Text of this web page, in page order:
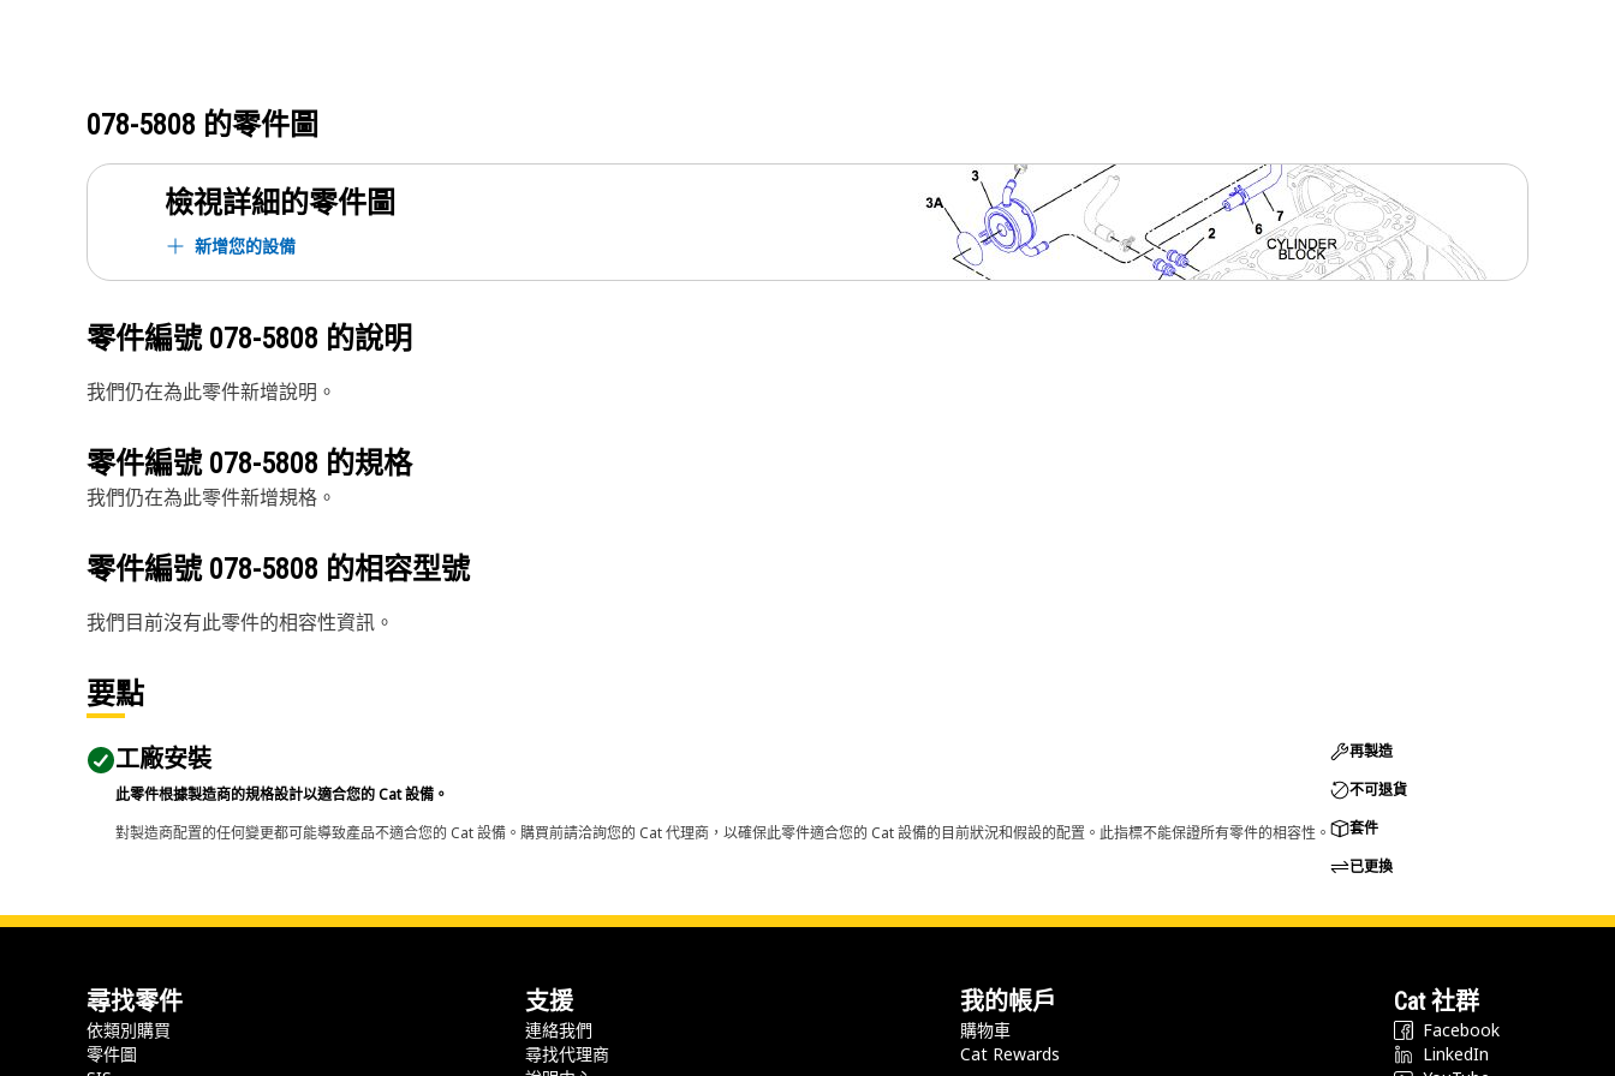
078-5808 的零件圖
檢視詳細的零件圖
新增您的設備
零件編號 078-5808 的說明
我們仍在為此零件新增說明。
零件編號 078-5808 的規格
我們仍在為此零件新增規格。
零件編號 078-5808 的相容型號
我們目前沒有此零件的相容性資訊。
要點
工廠安裝
此零件根據製造商的規格設計以適合您的 Cat 設備。
對製造商配置的任何變更都可能導致產品不適合您的 Cat 設備。購買前請洽詢您的 Cat 代理商，以確保此零件適合您的 Cat 設備的目前狀況和假設的配置。此指標不能保證所有零件的相容性。
再製造
不可退貨
套件
已更換
尋找零件
依類別購買
零件圖
支援
連絡我們
尋找代理商
我的帳戶
購物車
Cat Rewards
Cat 社群
Facebook
LinkedIn